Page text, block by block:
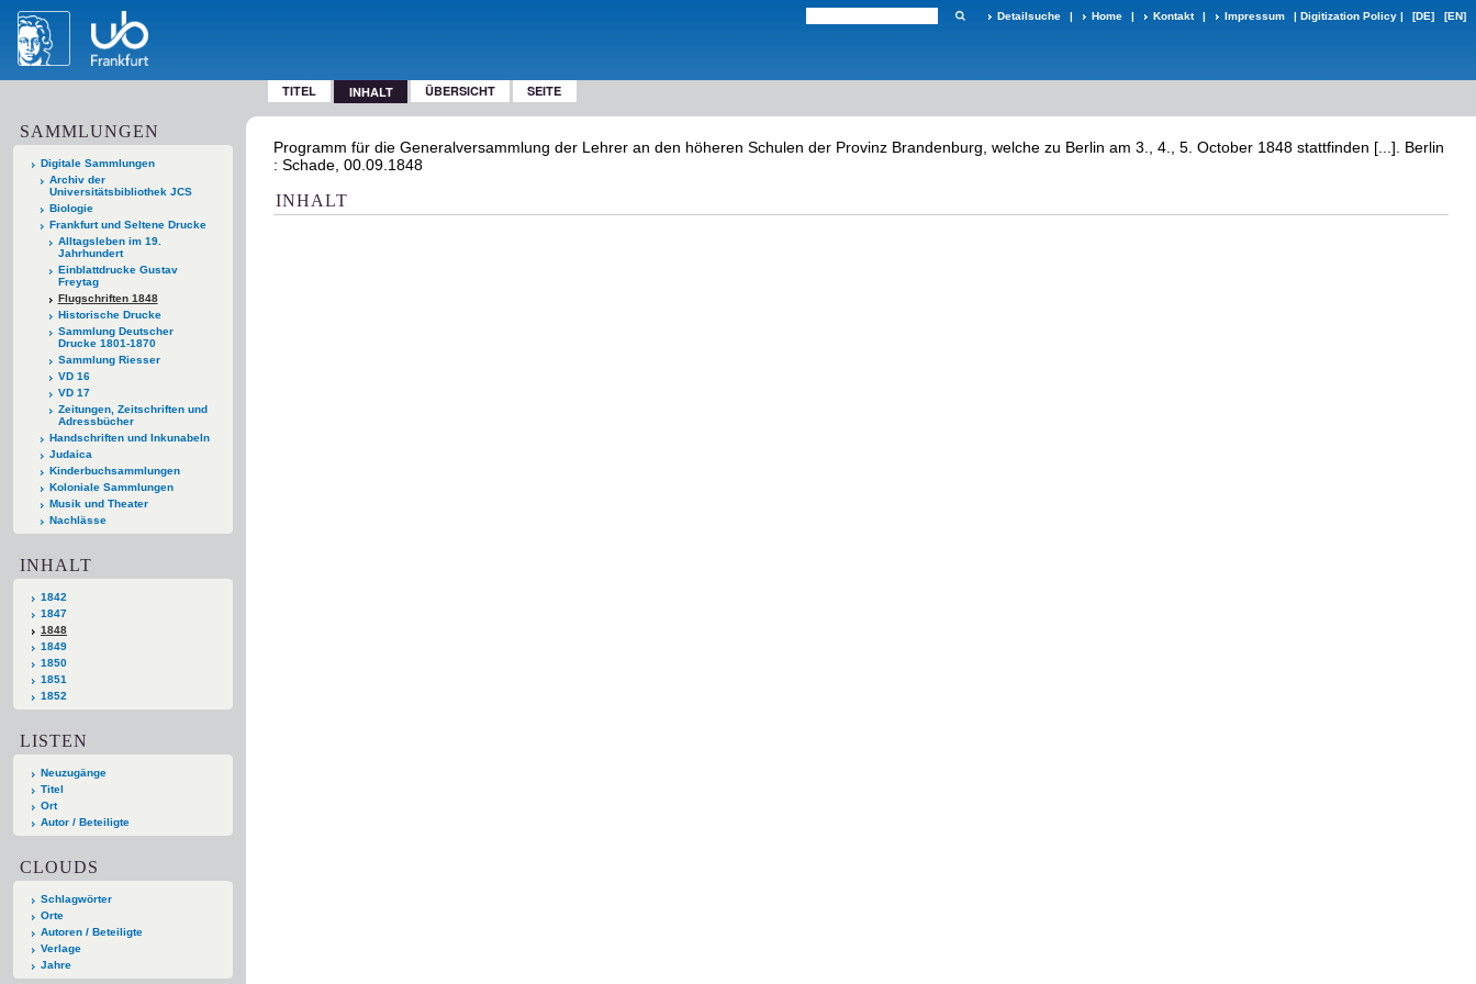
Detailsuche | Home | Kontakt | Impressum | Digitization Policy | [DE] [EN]
TITEL INHALT ÜBERSICHT SEITE
SAMMLUNGEN
Digitale Sammlungen
Archiv der
Universitätsbibliothek JCS
Biologie
Frankfurt und Seltene Drucke
Alltagsleben im 19.
Jahrhundert
Einblattdrucke Gustav
Freytag
Flugschriften 1848
Historische Drucke
Sammlung Deutscher
Drucke 1801-1870
Sammlung Riesser
VD 16
VD 17
Zeitungen, Zeitschriften und
Adressbücher
Handschriften und Inkunabeln
Judaica
Kinderbuchsammlungen
Koloniale Sammlungen
Musik und Theater
Nachlässe
INHALT
1842
1847
1848
1849
1850
1851
1852
LISTEN
Neuzugänge
Titel
Ort
Autor / Beteiligte
CLOUDS
Schlagwörter
Orte
Autoren / Beteiligte
Verlage
Jahre
Programm für die Generalversammlung der Lehrer an den höheren Schulen der Provinz Brandenburg, welche zu Berlin am 3., 4., 5. October 1848 stattfinden [...]. Berlin
: Schade, 00.09.1848
INHALT